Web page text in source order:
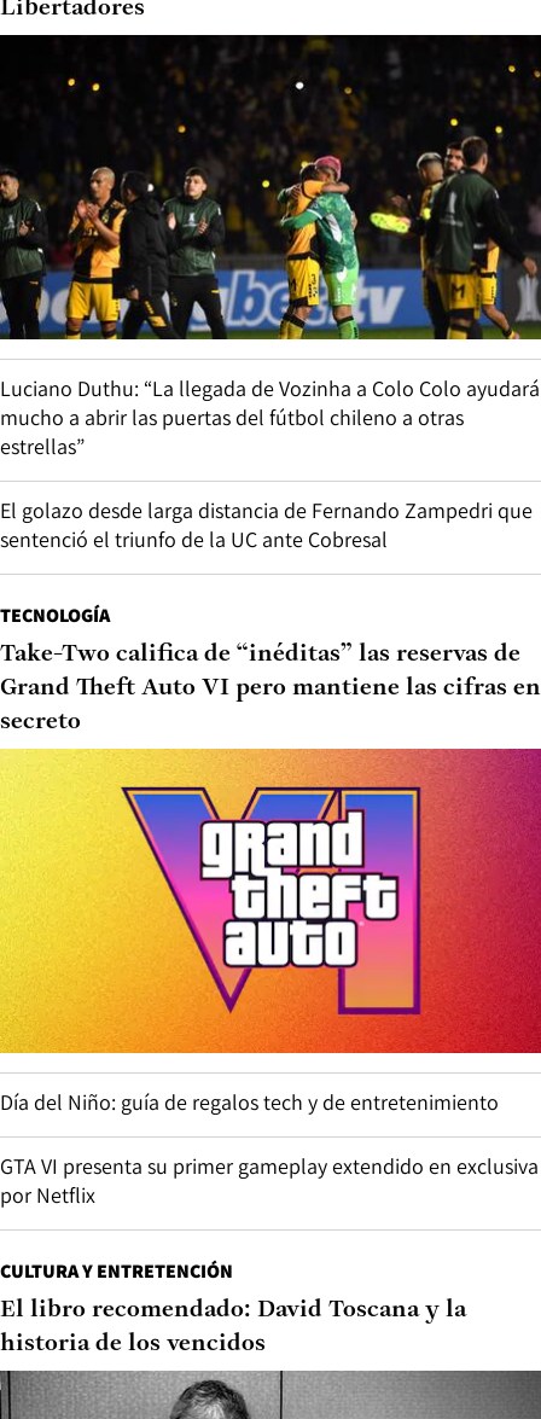
Libertadores
Luciano Duthu: “La llegada de Vozinha a Colo Colo ayudará
mucho a abrir las puertas del fútbol chileno a otras
estrellas”
El golazo desde larga distancia de Fernando Zampedri que
sentenció el triunfo de la UC ante Cobresal
TECNOLOGÍA
Take-Two califica de “inéditas” las reservas de
Grand Theft Auto VI pero mantiene las cifras en
secreto
Día del Niño: guía de regalos tech y de entretenimiento
GTA VI presenta su primer gameplay extendido en exclusiva
por Netflix
CULTURA Y ENTRETENCIÓN
El libro recomendado: David Toscana y la
historia de los vencidos